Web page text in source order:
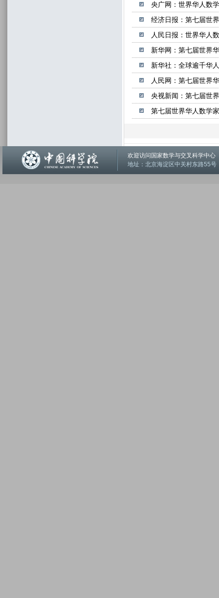
央广网：世界华人数
经济日报：第七届世
人民日报：世界华人
新华网：第七届世界
新华社：全球逾千华
人民网：第七届世界
央视新闻：第七届世
第七届世界华人数学
欢迎访问国家数学与交叉科学中
地址：北京海淀区中关村东路55